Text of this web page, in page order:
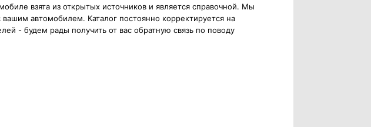
взята из открытых источников и является справочной. Мы
автомобилем. Каталог постоянно корректируется на
- будем рады получить от вас обратную связь по поводу